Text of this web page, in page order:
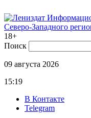
Северо-Западного
18+
Поиск
09 августа 2026
15:19
В Контакте
Telegram